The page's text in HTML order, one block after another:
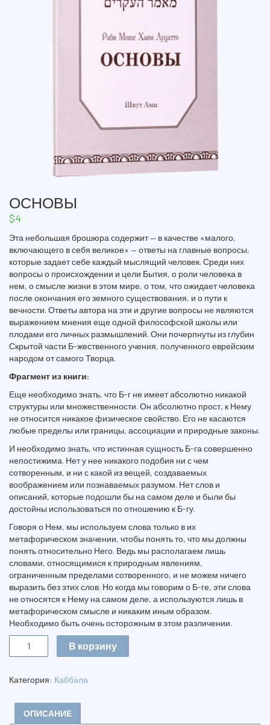
ОСНОВЫ
$4
Эта небольшая брошюра содержит — в качестве «малого,
включающего в себя великое» — ответы на главные вопросы,
которые задает себе каждый мыслящий человек. Среди них
вопросы о происхождении и цели Бытия, о роли человека в
нем, о смысле жизни в этом мире, о том, что ожидает человека
после окончания его земного существования, и о пути к
вечности. Ответы автора на эти и другие вопросы не являются
выражением мнения еще одной философской школы или
плодами его личных размышлений. Они почерпнуты из глубин
Скрытой части Б-жественного учения, полученного еврейским
народом от самого Творца.
Фрагмент из книги:
Еще необходимо знать, что Б-г не имеет абсолютно никакой
структуры или множественности. Он абсолютно прост, к Нему
не относится никакое физическое свойство. Его не касаются
любые пределы или границы, ассоциации и природные законы.
И необходимо знать, что истинная сущность Б-га совершенно
непостижима. Нет у нее никакого подобия ни с чем
сотворенным, и ни с какой из вещей, создаваемых
воображением или познаваемых разумом. Нет слов и
описаний, которые подошли бы на самом деле и были бы
достойны использоваться по отношению к Б-гу.
Говоря о Нем, мы используем слова только в их
метафорическом значении, чтобы понять то, что мы должны
понять относительно Него. Ведь мы располагаем лишь
словами, относящимися к природным явлениям,
ограниченным пределами сотворенного, и не можем ничего
выразить без этих слов. Но когда мы говорим о Б-ге, эти слова
не относятся к Нему на самом деле, а используются лишь в
метафорическом смысле и никаким иным образом.
Необходимо быть очень осторожным в этом различении.
ОСНОВЫ
В корзину
Категория: Каббала
ОПИСАНИЕ